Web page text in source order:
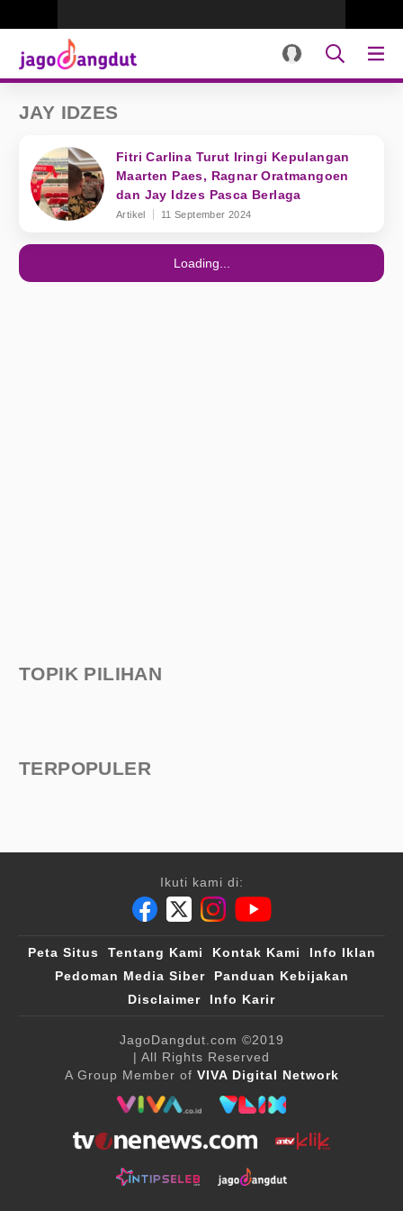
JAY IDZES
Fitri Carlina Turut Iringi Kepulangan
Maarten Paes, Ragnar Oratmangoen
dan Jay Idzes Pasca Berlaga
Artikel 11 September 2024
Loading...
TOPIK PILIHAN
TERPOPULER
Ikuti kami di:
Peta Situs Tentang Kami Kontak Kami
Info Iklan
Pedoman Media Siber
Panduan Kebijakan
Disclaimer
Info Karir
JagoDangdut.com ©2019
| All Rights Reserved
A Group Member of VIVA Digital Network